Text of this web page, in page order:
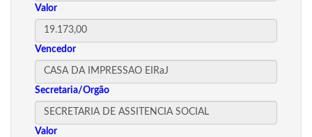
Valor
Vencedor
Secretaria/Orgão
Valor